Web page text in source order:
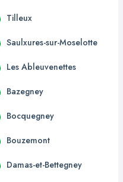
Tilleux
Saulxures-sur-Moselotte
Les Ableuvenettes
Bazegney
Bocquegney
Bouzemont
Damas-et-Bettegney